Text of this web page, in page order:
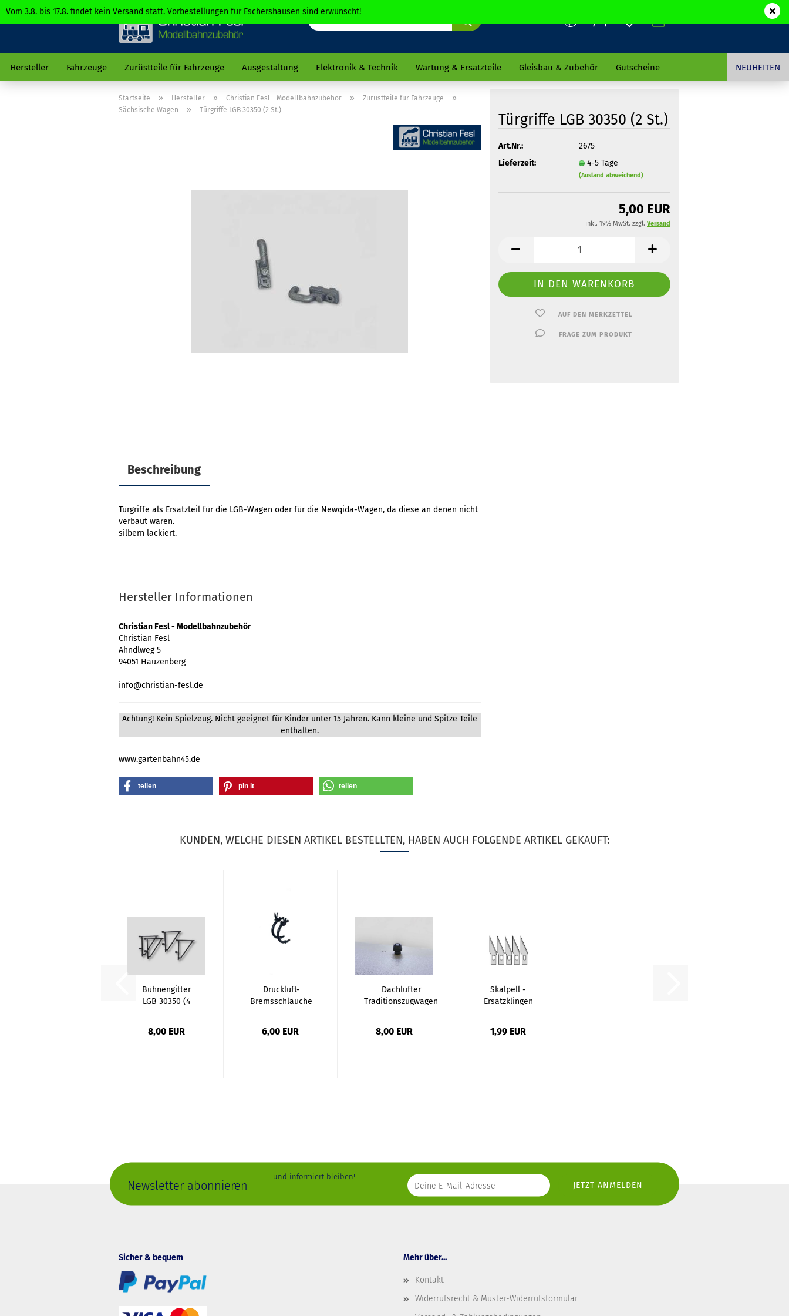
Vom 3.8. bis 17.8. findet kein Versand statt. Vorbestellungen für Eschershausen sind erwünscht!
Hersteller Fahrzeuge Zurüstteile für Fahrzeuge Ausgestaltung Elektronik & Technik Wartung & Ersatzteile Gleisbau & Zubehör Gutscheine NEUHEITEN
Startseite » Hersteller » Christian Fesl - Modellbahnzubehör » Zurüstteile für Fahrzeuge »
Sächsische Wagen » Türgriffe LGB 30350 (2 St.)
Türgriffe LGB 30350 (2 St.)
Art.Nr.:
2675
Lieferzeit:
4-5 Tage
(Ausland abweichend)
5,00 EUR
inkl. 19% MwSt. zzgl. Versand
AUF DEN MERKZETTEL
FRAGE ZUM PRODUKT
Beschreibung
Türgriffe als Ersatzteil für die LGB-Wagen oder für die Newqida-Wagen, da diese an denen nicht
verbaut waren.
silbern lackiert.
Hersteller Informationen
Christian Fesl - Modellbahnzubehör
Christian Fesl
Ahndlweg 5
94051 Hauzenberg
info@christian-fesl.de
Achtung! Kein Spielzeug. Nicht geeignet für Kinder unter 15 Jahren. Kann kleine und Spitze Teile
enthalten.
www.gartenbahn45.de
teilen pin it teilen
KUNDEN, WELCHE DIESEN ARTIKEL BESTELLTEN, HABEN AUCH FOLGENDE ARTIKEL GEKAUFT:
Bühnengitter
LGB 30350 (4
8,00 EUR
Druckluft-
Bremsschläuche
6,00 EUR
Dachlüfter
Traditionszugwagen
8,00 EUR
Skalpell -
Ersatzklingen
1,99 EUR
Newsletter abonnieren
... und informiert bleiben!
Sicher & bequem Mehr über...
Kontakt
Widerrufsrecht & Muster-Widerrufsformular